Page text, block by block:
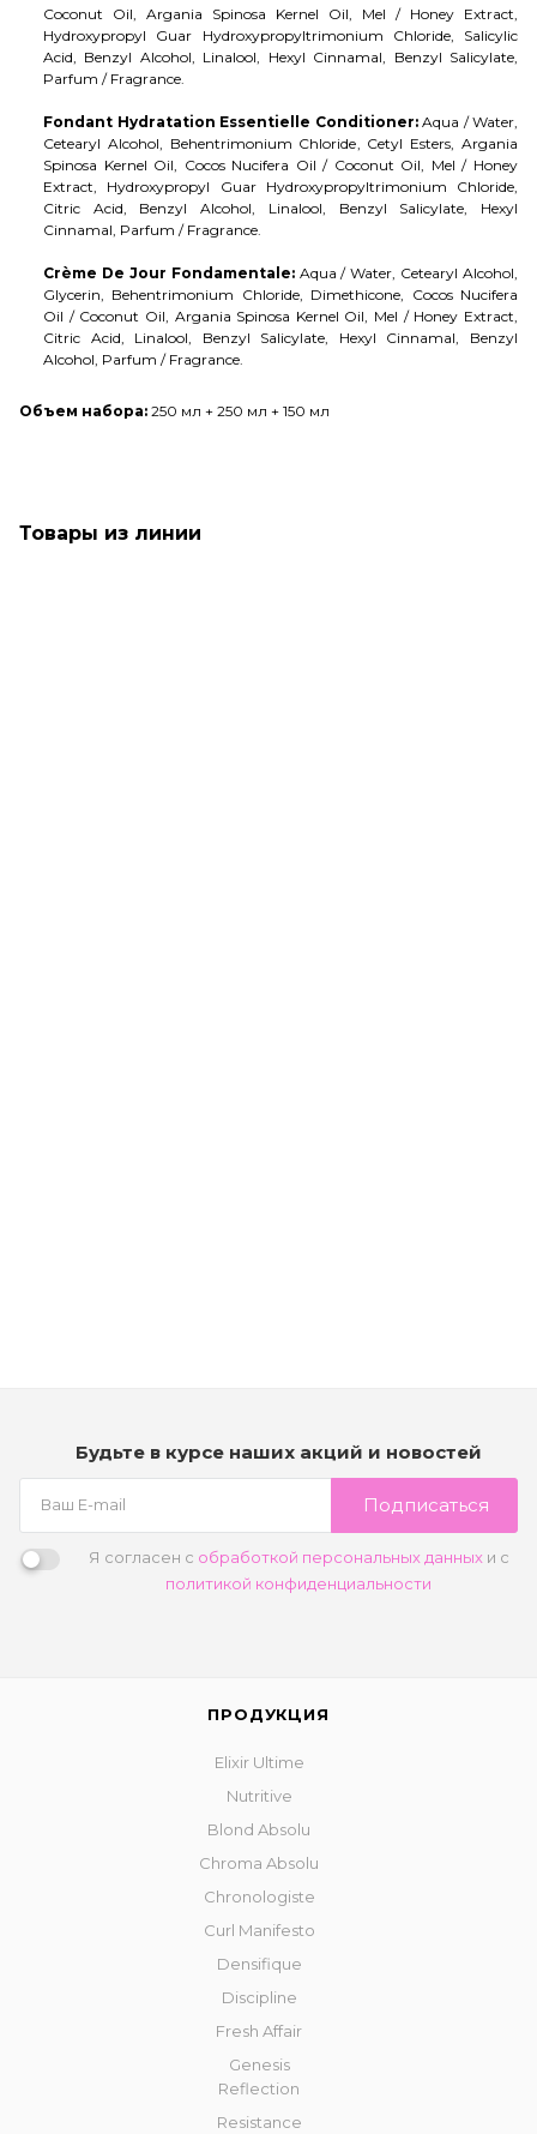
Coconut Oil, Argania Spinosa Kernel Oil, Mel / Honey Extract,
Hydroxypropyl Guar Hydroxypropyltrimonium Chloride, Salicylic
Acid, Benzyl Alcohol, Linalool, Hexyl Cinnamal, Benzyl Salicylate,
Parfum / Fragrance.
Fondant Hydratation Essentielle Conditioner:Aqua / Water,
Cetearyl Alcohol, Behentrimonium Chloride, Cetyl Esters, Argania
Spinosa Kernel Oil, Cocos Nucifera Oil / Coconut Oil, Mel / Honey
Extract, Hydroxypropyl Guar Hydroxypropyltrimonium Chloride,
Citric Acid, Benzyl Alcohol, Linalool, Benzyl Salicylate, Hexyl
Cinnamal, Parfum / Fragrance.
Crème De Jour Fondamentale:Aqua / Water, Cetearyl Alcohol,
Glycerin, Behentrimonium Chloride, Dimethicone, Cocos Nucifera
Oil / Coconut Oil, Argania Spinosa Kernel Oil, Mel / Honey Extract,
Citric Acid, Linalool, Benzyl Salicylate, Hexyl Cinnamal, Benzyl
Alcohol, Parfum / Fragrance.
Объем набора: 250 мл + 250 мл + 150 мл
Товары из линии
Будьте в курсе наших акций и новостей
Подписаться
Я согласен с обработкой персональных данных и с
политикой конфиденциальности
ПРОДУКЦИЯ
Elixir Ultime
Nutritive
Blond Absolu
Chroma Absolu
Chronologiste
Curl Manifesto
Densifique
Discipline
Fresh Affair
Genesis
Reflection
Resistance